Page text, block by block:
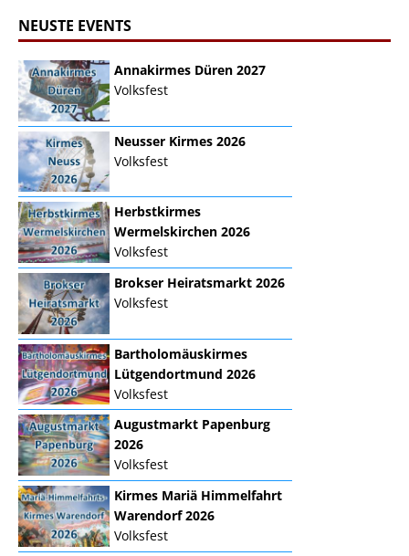
NEUSTE EVENTS
Annakirmes Düren 2027
Volksfest
Neusser Kirmes 2026
Volksfest
Herbstkirmes
Wermelskirchen 2026
Volksfest
Brokser Heiratsmarkt 2026
Volksfest
Bartholomäuskirmes
Lütgendortmund 2026
Volksfest
Augustmarkt Papenburg
2026
Volksfest
Kirmes Mariä Himmelfahrt
Warendorf 2026
Volksfest